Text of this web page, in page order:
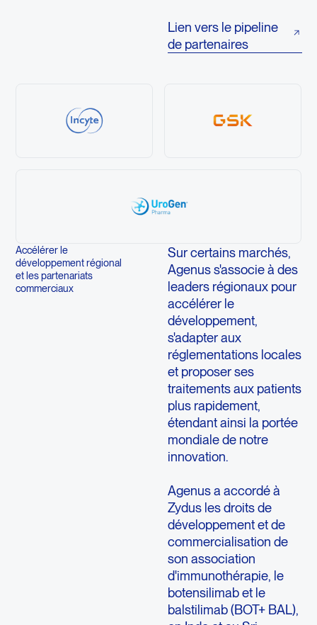
Lien vers le pipeline
de partenaires
Accélérer le
développement régional
et les partenariats
commerciaux
Sur certains marchés,
Agenus s'associe à des
leaders régionaux pour
accélérer le
développement,
s'adapter aux
réglementations locales
et proposer ses
traitements aux patients
plus rapidement,
étendant ainsi la portée
mondiale de notre
innovation.
Agenus a accordé à
Zydus les droits de
développement et de
commercialisation de
son association
d'immunothérapie, le
botensilimab et le
balstilimab (BOT+ BAL),